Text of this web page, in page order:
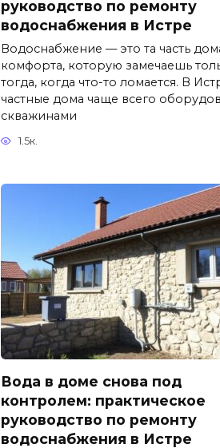
руководство по ремонту
водоснабжения в Истре
Водоснабжение — это та часть
комфорта, которую замечаешь
тогда, когда что-то ломается. В
частные дома чаще всего
скважинами
1.5к.
Вода в доме снова под
контролем: практическое
руководство по ремонту
водоснабжения в Истре